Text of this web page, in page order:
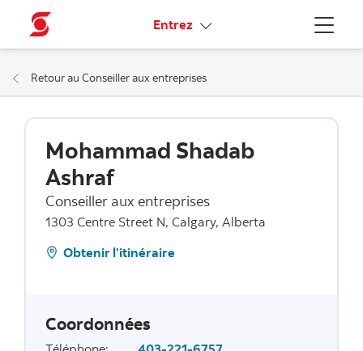
Menu
Entrez Liens connexes
Retour au Conseiller aux entreprises
Mohammad Shadab
Ashraf
Conseiller aux entreprises
1303 Centre Street N, Calgary, Alberta
Obtenir l’itinéraire
Coordonnées